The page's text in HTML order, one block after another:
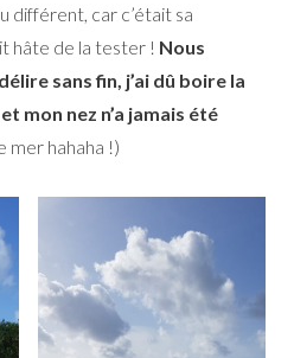
différent, car c’était sa
hâte de la tester ! Nous
sans fin, j’ai dû boire la
mon nez n’a jamais été
mer hahaha !)